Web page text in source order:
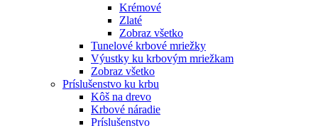
Krémové
Zlaté
Zobraz všetko
Tunelové krbové mriežky
Výustky ku krbovým mriežkam
Zobraz všetko
Príslušenstvo ku krbu
Kôš na drevo
Krbové náradie
Príslušenstvo